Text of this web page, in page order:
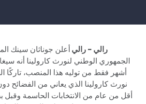
رالي - راليأعلن جوناثان سينك
الجمهوري الوطني لنورث كارولينا أنه
أشهر فقط من توليه هذا المنصب،
نورث كارولينا الذي يعاني من الفضائح
أقل من عام من الانتخابات الحاسمة